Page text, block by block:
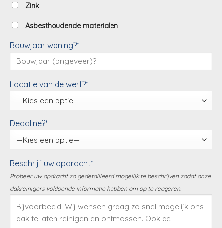
Zink
Asbesthoudende materialen
Bouwjaar woning?*
Locatie van de werf?*
Deadline?*
Beschrijf uw opdracht*
Probeer uw opdracht zo gedetailleerd mogelijk te beschrijven zodat onze
dakreinigers voldoende informatie hebben om op te reageren.